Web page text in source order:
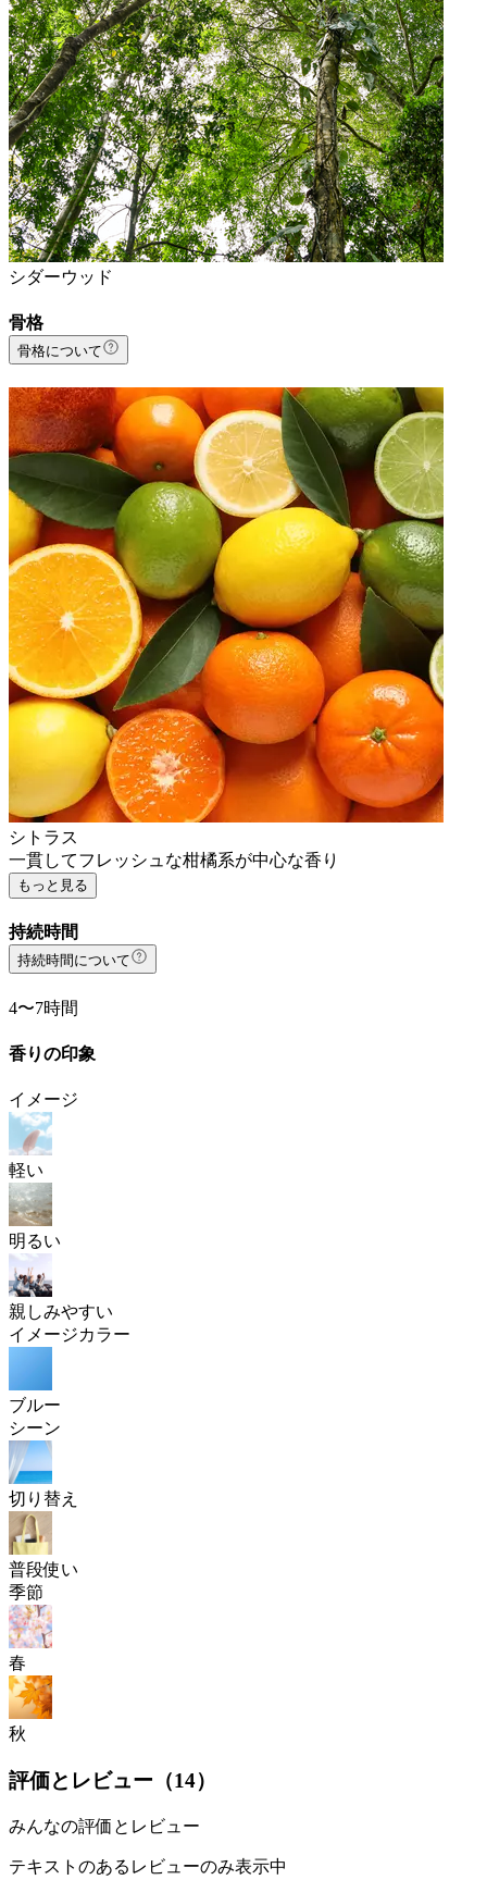
シダーウッド
骨格
骨格について
シトラス
一貫してフレッシュな柑橘系が中心な香り
もっと見る
持続時間
持続時間について
4〜7時間
香りの印象
イメージ
軽い
明るい
親しみやすい
イメージカラー
ブルー
シーン
切り替え
普段使い
季節
春
秋
評価とレビュー（14）
みんなの評価とレビュー
テキストのあるレビューのみ表示中